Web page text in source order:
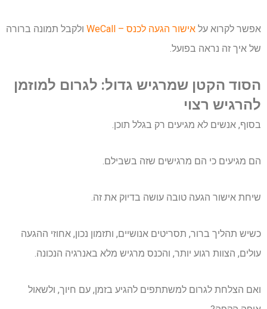
אפשר לקרוא על אישור הגעה לכנס – WeCall
ולקבל תמונה ברורה
של איך זה נראה בפועל.
הסוד הקטן שמרגיש גדול: לגרום למוזמן
להרגיש רצוי
בסוף, אנשים לא מגיעים רק בגלל תוכן.
הם מגיעים כי הם מרגישים שזה בשבילם.
שיחת אישור הגעה טובה עושה בדיוק את זה.
כשיש תהליך ברור, תסריטים אנושיים, ותזמון נכון, אחוזי ההגעה
עולים, הצוות רגוע יותר, והכנס מרגיש מלא באנרגיה הנכונה.
ואם הצלחת לגרום למשתתפים להגיע בזמן, עם חיוך, ולשאול